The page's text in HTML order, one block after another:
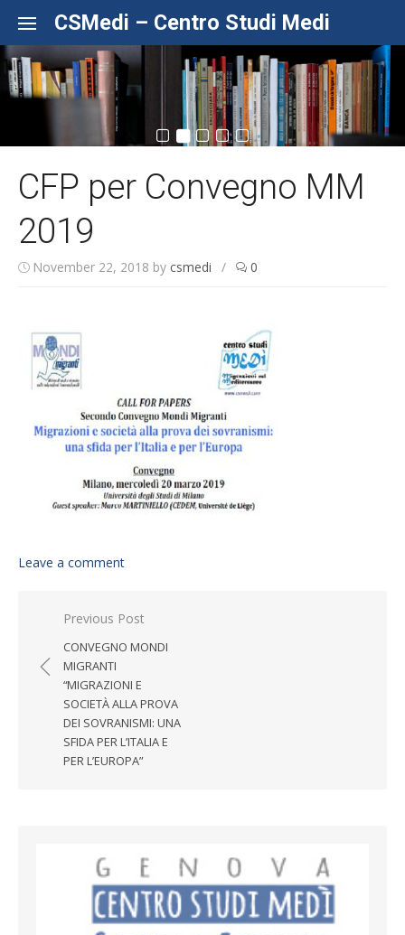
CSMedi – Centro Studi Medi
CFP per Convegno MM
2019
November 22, 2018 by csmedi / 0
Leave a comment
Post navigation
Previous Post
CONVEGNO MONDI
MIGRANTI
“MIGRAZIONI E
SOCIETÀ ALLA PROVA
DEI SOVRANISMI: UNA
SFIDA PER L’ITALIA E
PER L’EUROPA”